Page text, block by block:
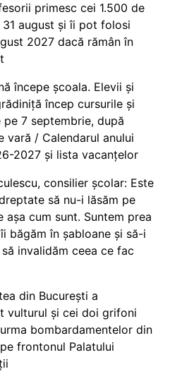
primesc cei 1.500 de
31 august și îi pot folosi
2027 dacă rămân în
începe școala. Elevii și
încep cursurile și
7 septembrie, după
vară / Calendarul anului
2027 și lista vacanțelor
consilier școlar: Este
să nu-i lăsăm pe
așa cum sunt. Suntem prea
băgăm în șabloane și să-i
invalidăm ceea ce fac
din București a
vulturul și cei doi grifoni
bombardamentelor din
frontonul Palatului